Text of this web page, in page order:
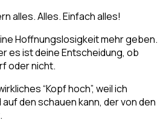
alles. Alles. Einfach alles!
Hoffnungslosigkeit mehr geben.
es ist deine Entscheidung, ob
oder nicht.
“Kopf hoch”, weil ich
den schauen kann, der von den